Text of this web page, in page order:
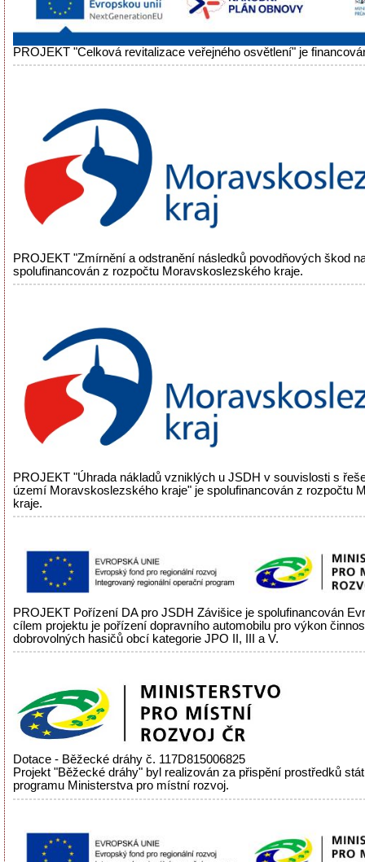
PROJEKT "Celková revitalizace veřejného osvětlení" je
PROJEKT "Zmírnění a odstranění následků povodňových škod
spolufinancován z rozpočtu Moravskoslezského kraje.
PROJEKT "Úhrada nákladů vzniklých u JSDH v souvislosti s
území Moravskoslezského kraje" je spolufinancován z rozpočtu
kraje.
PROJEKT Pořízení DA pro JSDH Závišice je spolufinancován
cílem projektu je pořízení dopravního automobilu pro výkon
dobrovolných hasičů obcí kategorie JPO II, III a V.
Dotace - Běžecké dráhy č. 117D815006825
Projekt "Běžecké dráhy" byl realizován za přispění prostředků
programu Ministerstva pro místní rozvoj.